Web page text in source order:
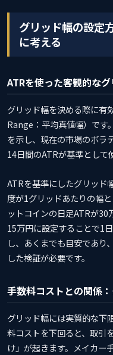
グリッド幅の設定
に考える
ATRを使った客観的な
グリッド幅を決める際に有
Range：平均真値幅）です
を示し、現在の市場のボラ
14日間のATRが基準として
ATRを基準にしたグリッド
度が1グリッドあたりの幅
ットコインの日足ATRが
15万円に設定することで1
し、あくまでも目安であり
した検証が必要です。
手数料コストとの関係
グリッド幅には実質的な下
料コストを下回ると、取引
け」が起きます。メイカー